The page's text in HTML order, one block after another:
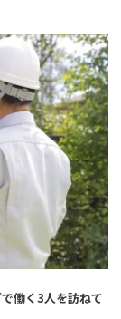
働く3人を訪ねて